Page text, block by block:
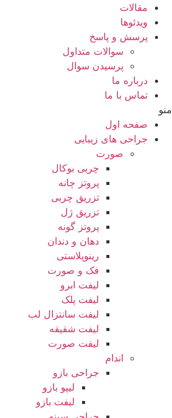
مقالات
ویدئوها
پرسش و پاسخ
سوالات متداول
پرسیدن سوال
درباره ما
تماس با ما
منو
صفحه اول
جراحی های زیبایی
صورت
چربی بوکال
پروتز چانه
تزریق چربی
تزریق ژل
پروتز گونه
دهان و دندان
رینوپلاستی
فک و صورت
لیفت ابرو
لیفت پلک
لیفت سانتزال لب
لیفت شقیقه
لیفت صورت
اندام
جراحی بازو
لیپو بازو
لیفت بازو